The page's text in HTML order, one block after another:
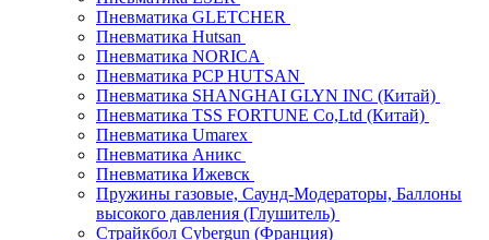
Пневматика GLETCHER
Пневматика Hutsan
Пневматика NORICA
Пневматика PCP HUTSAN
Пневматика SHANGHAI GLYN INC (Китай)
Пневматика TSS FORTUNE Co,Ltd (Китай)
Пневматика Umarex
Пневматика Аникс
Пневматика Ижевск
Пружины газовые, Саунд-Модераторы, Баллоны
высокого давления (Глушитель)
Страйкбол Cybergun (Франция)